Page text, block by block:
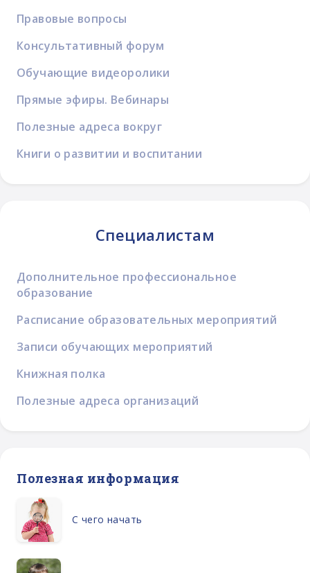
Правовые вопросы
Консультативный форум
Обучающие видеоролики
Прямые эфиры. Вебинары
Полезные адреса вокруг
Книги о развитии и воспитании
Специалистам
Дополнительное профессиональное
образование
Расписание образовательных мероприятий
Записи обучающих мероприятий
Книжная полка
Полезные адреса организаций
Полезная информация
С чего начать